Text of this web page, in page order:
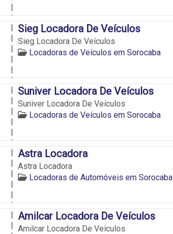
Sieg Locadora De Veículos
Sieg Locadora De Veículos
Locadoras de Veículos em Sorocaba
Suniver Locadora De Veículos
Suniver Locadora De Veículos
Locadoras de Veículos em Sorocaba
Astra Locadora
Astra Locadora
Locadoras de Automóveis em Sorocaba
Amilcar Locadora De Veículos
Amilcar Locadora De Veículos